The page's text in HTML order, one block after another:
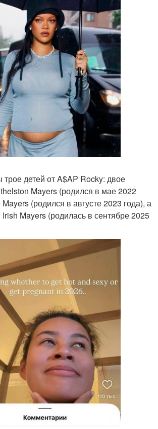
детей от A$AP Rocky: двое
Mayers (родился в мае 2022
(родился в августе 2023 года), а
Mayers (родилась в сентябре 2025